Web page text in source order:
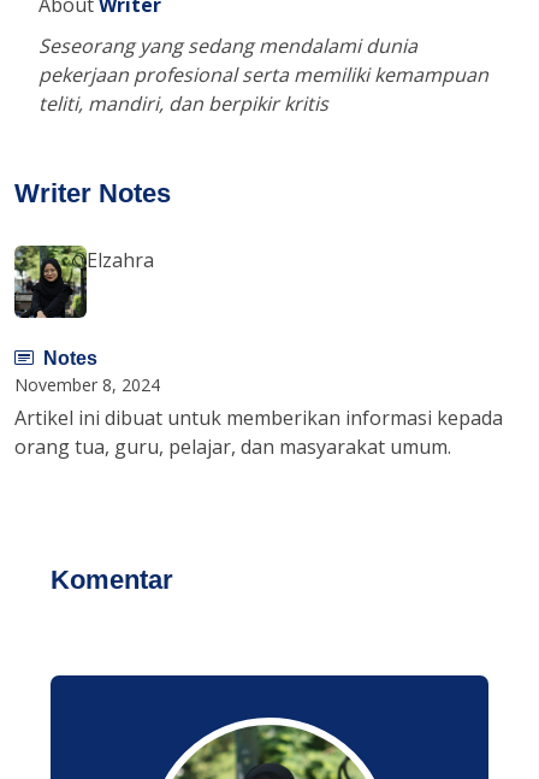
Seseorang yang sedang mendalami dunia
pekerjaan profesional serta memiliki kemampuan
teliti, mandiri, dan berpikir kritis
Writer Notes
Elzahra
Notes
November 8, 2024
Artikel ini dibuat untuk memberikan informasi kepada
orang tua, guru, pelajar, dan masyarakat umum.
Komentar